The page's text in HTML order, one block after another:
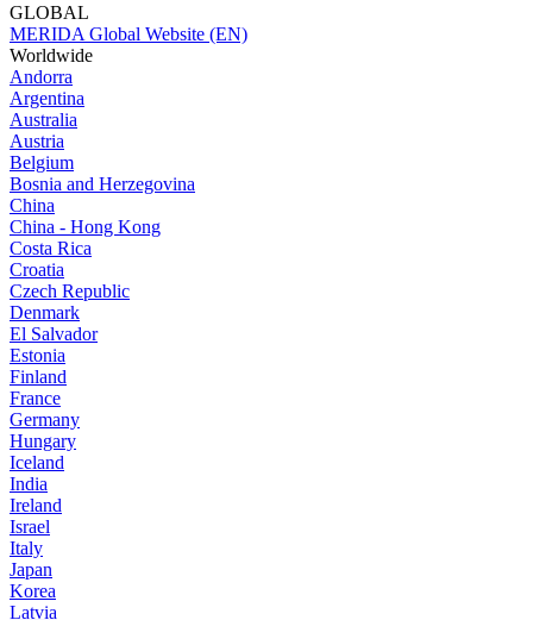
GLOBAL
MERIDA Global Website (EN)
Worldwide
Andorra
Argentina
Australia
Austria
Belgium
Bosnia and Herzegovina
China
China - Hong Kong
Costa Rica
Croatia
Czech Republic
Denmark
El Salvador
Estonia
Finland
France
Germany
Hungary
Iceland
India
Ireland
Israel
Italy
Japan
Korea
Latvia